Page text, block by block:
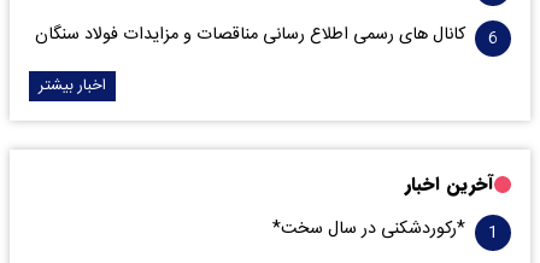
کانال های رسمی اطلاع رسانی مناقصات و مزایدات فولاد سنگان
اخبار بیشتر
آخرین اخبار
*رکوردشکنی در سال سخت*